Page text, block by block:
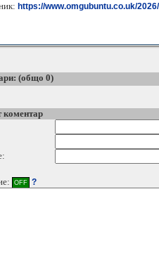
https://www.omgubuntu.co.uk/
(общо 0)
OFF ?